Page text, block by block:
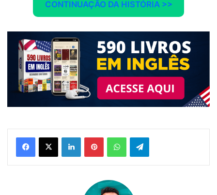
CONTINUAÇÃO DA HISTÓRIA>>
LinkedinPinterestWhatsAppTelegram